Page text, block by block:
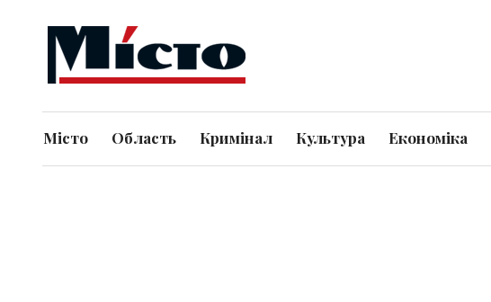
Місто Область Кримінал Культура Економіка